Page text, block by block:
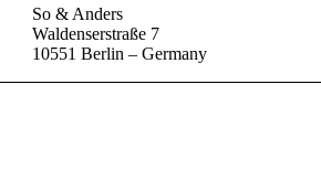
So & Anders
Waldenserstraße 7
10551 Berlin – Germany